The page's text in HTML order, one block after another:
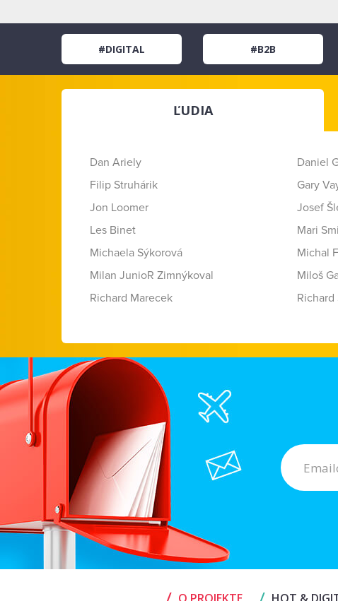
#DIGITAL #B2B
ĽUDIA
Dan Ariely Daniel
Filip Struhárik
Gary
Jon Loomer
Josef
Les Binet
Mari
Michaela Sýkorová
Michal
Milan JunioR Zimnýkoval
Miloš
Richard Marecek
/ /